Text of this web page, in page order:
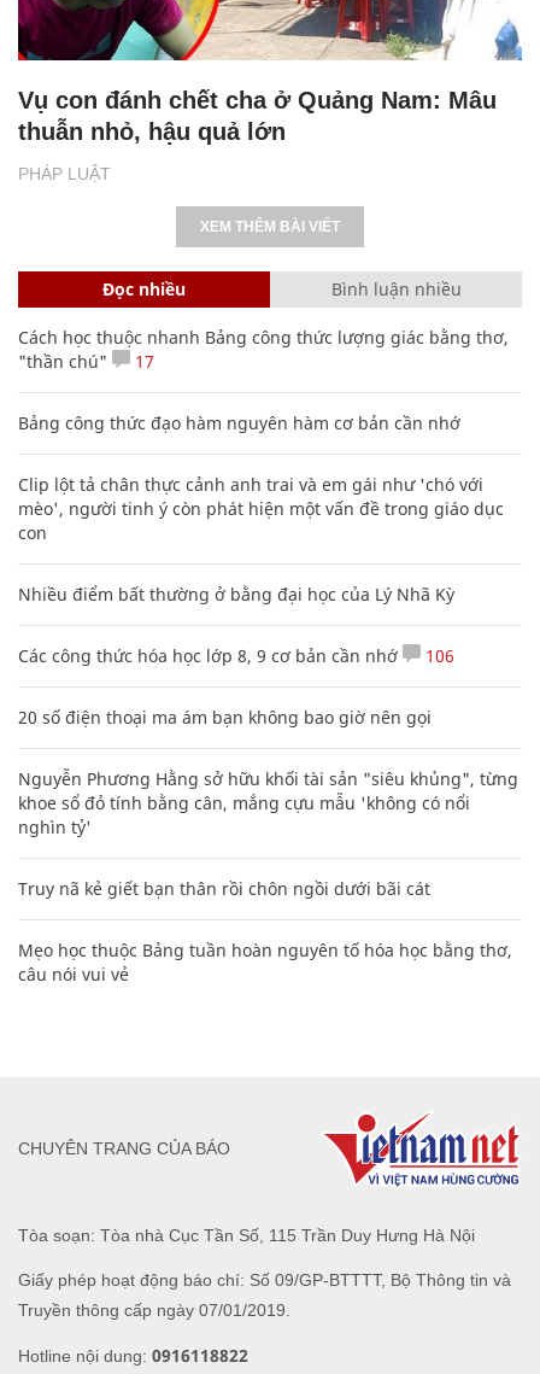
PHÁP LUẬT
Vụ con đánh chết cha ở Quảng Nam: Mâu
thuẫn nhỏ, hậu quả lớn
XEM THÊM BÀI VIẾT
Đọc nhiều Bình luận nhiều
Cách học thuộc nhanh Bảng công thức lượng giác bằng thơ,
"thần chú"
17
Bảng công thức đạo hàm nguyên hàm cơ bản cần nhớ
Clip lột tả chân thực cảnh anh trai và em gái như 'chó với
mèo', người tinh ý còn phát hiện một vấn đề trong giáo dục
con
Nhiều điểm bất thường ở bằng đại học của Lý Nhã Kỳ
Các công thức hóa học lớp 8, 9 cơ bản cần nhớ 106
20 số điện thoại ma ám bạn không bao giờ nên gọi
Nguyễn Phương Hằng sở hữu khối tài sản "siêu khủng", từng
khoe sổ đỏ tính bằng cân, mắng cựu mẫu 'không có nổi
nghìn tỷ'
Truy nã kẻ giết bạn thân rồi chôn ngồi dưới bãi cát
Mẹo học thuộc Bảng tuần hoàn nguyên tố hóa học bằng thơ,
câu nói vui vẻ
Tòa soạn: Tòa nhà Cục Tần Số, 115 Trần Duy Hưng Hà Nội
Giấy phép hoạt động báo chí: Số 09/GP-BTTTT, Bộ Thông tin và
Truyền thông cấp ngày 07/01/2019.
Hotline nội dung: 0916118822
CHUYÊN TRANG CỦA BÁO